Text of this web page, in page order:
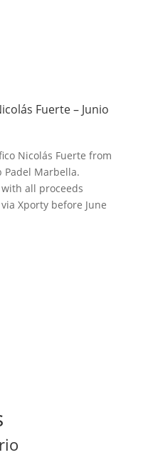
Fuerte – Junio
Nicolás Fuerte from
Padel Marbella.
all proceeds
Xporty before June